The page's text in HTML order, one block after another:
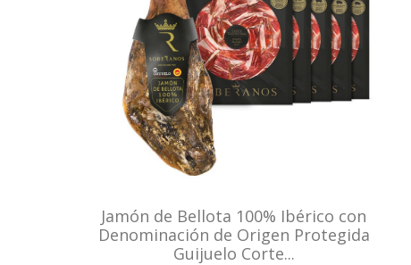
Jamón de Bellota 100% Ibérico con
Denominación de Origen Protegida
Guijuelo Corte...